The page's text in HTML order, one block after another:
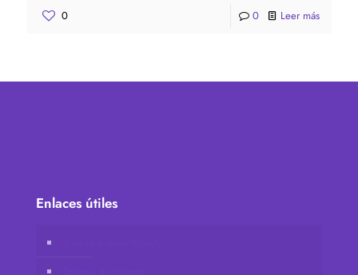
0 0 Leer más
Enlaces útiles